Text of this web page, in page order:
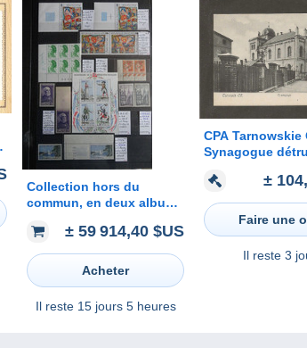
Collection hors du
commun, en deux albums
de France. En pochettes,
sur 141 pages.
± 59 914,40 $US
Acheter
Il reste 15 jours 5 heures
CPA Tarnowskie Gorie
Synagogue détruite en
±
Faire une
Il reste 3